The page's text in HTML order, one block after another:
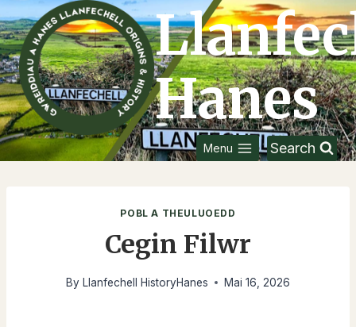
to
content
Hanes
Menu Search
POBL A THEULUOEDD
Cegin Filwr
By Llanfechell HistoryHanes Mai 16, 2026